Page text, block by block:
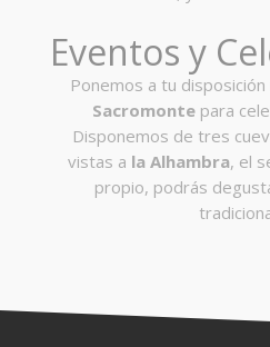
Eventos y
Ponemos a tu
Sacromonte para
Disponemos de tres
vistas a la Alhambra, el
propio, podrás